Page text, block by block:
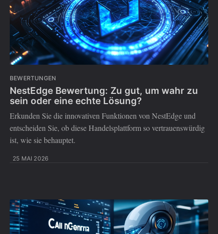
BEWERTUNGEN
NestEdge Bewertung: Zu gut, um wahr zu
sein oder eine echte Lösung?
Erkunden Sie die innovativen Funktionen von NestEdge und
entscheiden Sie, ob diese Handelsplattform so vertrauenswürdig
ist, wie sie behauptet.
25 MAI 2026